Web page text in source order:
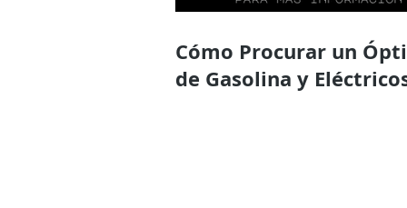
Cómo Procurar un Óptimo Mantenimiento en los Vehículos
de Gasolina y